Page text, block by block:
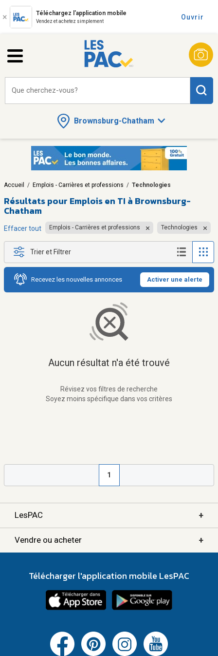
Téléchargez l'application mobile
Vendez et achetez simplement
Ouvrir
Brownsburg-Chatham
Que cherchez-vous?
Accueil / Emplois - Carrières et professions / Technologies
Résultats pour Emplois en TI à Brownsburg-
Chatham
Effacer tout Emplois - Carrières et professions Technologies
Trier et Filtrer
Recevez les nouvelles annonces Activer une alerte
Aucun résultat n'a été trouvé
Révisez vos filtres de recherche
Soyez moins spécifique dans vos critères
1
LesPAC +
Vendre ou acheter +
Télécharger l'application mobile LesPAC